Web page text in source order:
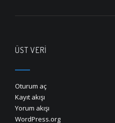
ÜST VERI
Oturum aç
Kayıt akışı
Yorum akışı
WordPress.org